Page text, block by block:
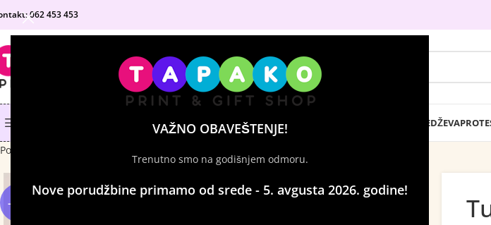
VAŽNO OBAVEŠTENJE!
Trenutno smo na godišnjem odmoru.
Nove porudžbine primamo od srede - 5. avgusta 2026. godine!
062 453 453
IZABERI KATEGORIJU
SHOPMATURANTSKE MAJICE IZRADA BEDŽEVA
Početna
-12%